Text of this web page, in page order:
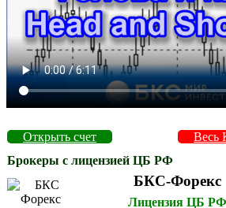
Открыть счет
Весь
Брокеры с лицензией ЦБ РФ
БКС-Форекс
Лицензия ЦБ РФ